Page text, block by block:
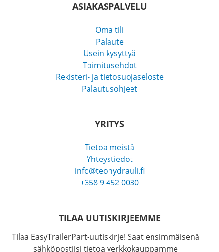
ASIAKASPALVELU
Oma tili
Palaute
Usein kysyttyä
Toimitusehdot
Rekisteri- ja tietosuojaseloste
Palautusohjeet
YRITYS
Tietoa meistä
Yhteystiedot
info@teohydrauli.fi
+358 9 452 0030
TILAA UUTISKIRJEEMME
Tilaa EasyTrailerPart-uutiskirje! Saat ensimmäisenä
sähköpostiisi tietoa verkkokauppamme